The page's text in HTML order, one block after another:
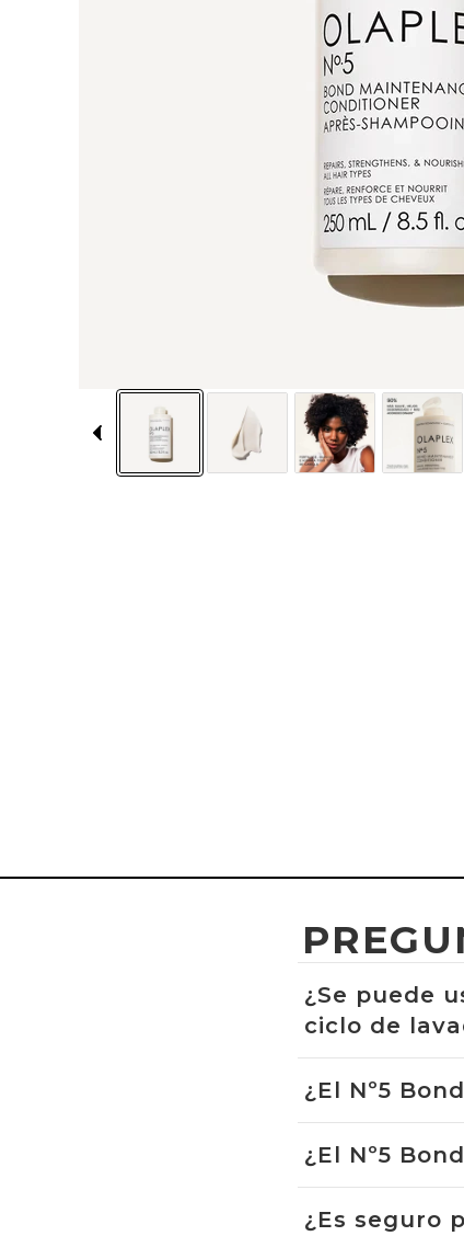
¿Se puede
ciclo de
¿El Nº5
¿El Nº5
¿Es seguro